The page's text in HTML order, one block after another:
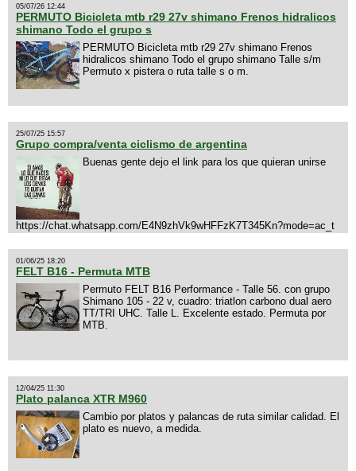
05/07/26 12:44
PERMUTO Bicicleta mtb r29 27v shimano Frenos hidralicos
shimano Todo el grupo s
PERMUTO Bicicleta mtb r29 27v shimano Frenos
hidralicos shimano Todo el grupo shimano Talle s/m
Permuto x pistera o ruta talle s o m.
25/07/25 15:57
Grupo compra/venta ciclismo de argentina
Buenas gente dejo el link para los que quieran unirse
https://chat.whatsapp.com/E4N9zhVk9wHFFzK7T345Kn?mode=ac_t
01/06/25 18:20
FELT B16 - Permuta MTB
Permuto FELT B16 Performance - Talle 56. con grupo
Shimano 105 - 22 v, cuadro: triatlon carbono dual aero
TT/TRI UHC. Talle L. Excelente estado. Permuta por
MTB.
12/04/25 11:30
Plato palanca XTR M960
Cambio por platos y palancas de ruta similar calidad. El
plato es nuevo, a medida.